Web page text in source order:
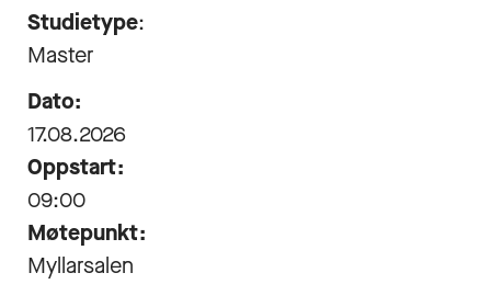
Studietype:
Master
Dato:
17.08.2026
Oppstart:
09:00
Møtepunkt:
Myllarsalen